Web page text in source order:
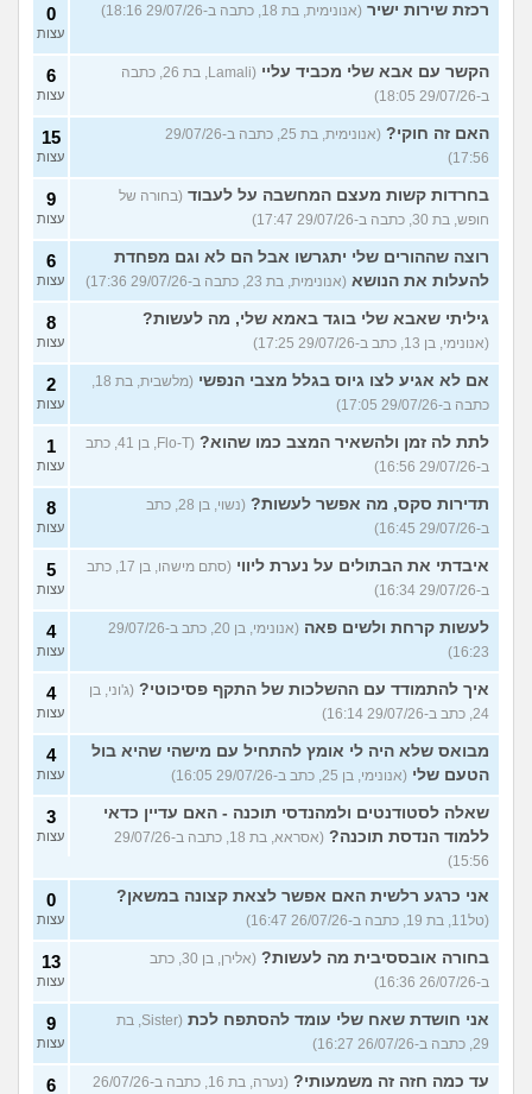
רכזת שירות ישיר (אנונימית, בת 18, כתבה ב-29/07/26 18:16) 0
עצות
הקשר עם אבא שלי מכביד עליי
(Lamali, בת 26, כתבה
ב-29/07/26 18:05)
6
עצות
האם זה חוקי?
(אנונימית, בת 25, כתבה ב-29/07/26
17:56)
15
עצות
בחרדות קשות מעצם המחשבה על לעבוד (בחורה של
חופש, בת 30, כתבה ב-29/07/26 17:47)
9
עצות
רוצה שההורים שלי יתגרשו אבל הם לא וגם מפחדת
להעלות את הנושא (אנונימית, בת 23, כתבה ב-29/07/26 17:36)
6
עצות
גיליתי שאבא שלי בוגד באמא שלי, מה לעשות?
(אנונימי, בן 13, כתב ב-29/07/26 17:25)
8
עצות
אם לא אגיע לצו גיוס בגלל מצבי הנפשי
(מלשבית, בת 18,
כתבה ב-29/07/26 17:05)
2
עצות
לתת לה זמן ולהשאיר המצב כמו שהוא?
(Flo-T, בן 41, כתב
ב-29/07/26 16:56)
1
עצות
תדירות סקס, מה אפשר לעשות?
(נשוי, בן 28, כתב
ב-29/07/26 16:45)
8
עצות
איבדתי את הבתולים על נערת ליווי
(סתם מישהו, בן 17, כתב
ב-29/07/26 16:34)
5
עצות
לעשות קרחת ולשים פאה
(אנונימי, בן 20, כתב ב-29/07/26
16:23)
4
עצות
איך להתמודד עם ההשלכות של התקף פסיכוטי? (ג'וני, בן
24, כתב ב-29/07/26 16:14)
4
עצות
מבואס שלא היה לי אומץ להתחיל עם מישהי שהיא בול
הטעם שלי (אנונימי, בן 25, כתב ב-29/07/26 16:05)
4
עצות
שאלה לסטודנטים ולמהנדסי תוכנה - האם עדיין כדאי
ללמוד הנדסת תוכנה?
(אסראא, בת 18, כתבה ב-29/07/26
15:56)
3
עצות
אני כרגע רלשית האם אפשר לצאת קצונה במשאן?
(טל11, בת 19, כתבה ב-26/07/26 16:47)
0
עצות
בחורה אובססיבית מה לעשות?
(אלירן, בן 30, כתב
ב-26/07/26 16:36)
13
עצות
אני חושדת שאח שלי עומד להסתפח לכת
(Sister, בת
29, כתבה ב-26/07/26 16:27)
9
עצות
עד כמה חזה זה משמעותי? (נערה, בת 16, כתבה ב-26/07/26 6